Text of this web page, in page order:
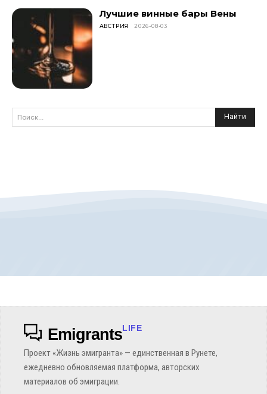
Лучшие винные бары Вены
АВСТРИЯ 2026-08-03
Поиск... Найти
EmigrantsLIFE
Проект «Жизнь эмигранта» — единственная в Рунете,
ежедневно обновляемая платформа, авторских
материалов об эмиграции.